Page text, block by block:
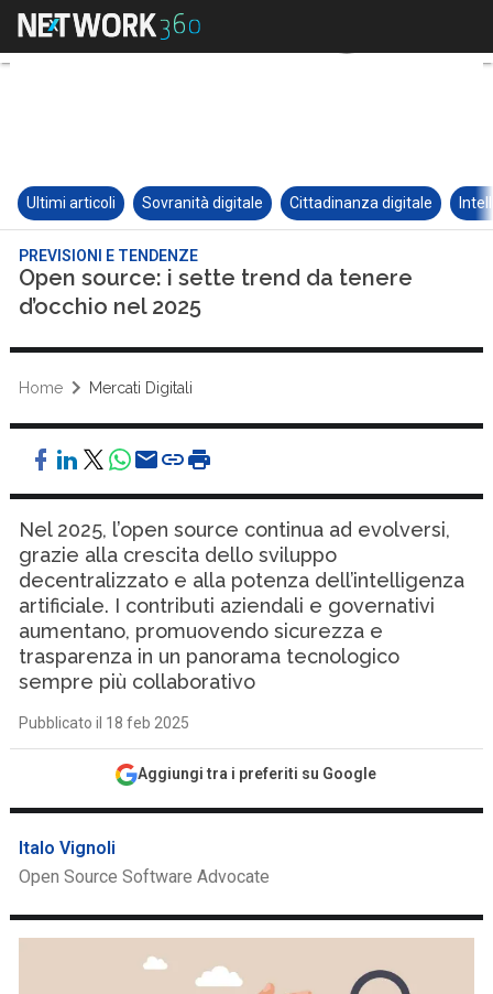
Ultimi articoli Sovranità digitale Cittadinanza digitale
PREVISIONI E TENDENZE
Open source: i sette trend da tenere
d’occhio nel 2025
Home Mercati Digitali
Nel 2025, l’open source continua ad evolversi,
grazie alla crescita dello sviluppo
decentralizzato e alla potenza dell’intelligenza
artificiale. I contributi aziendali e governativi
aumentano, promuovendo sicurezza e
trasparenza in un panorama tecnologico
sempre più collaborativo
Pubblicato il 18 feb 2025
Aggiungi tra i preferiti su Google
Italo Vignoli
Open Source Software Advocate